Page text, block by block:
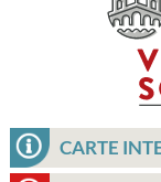
CARTE